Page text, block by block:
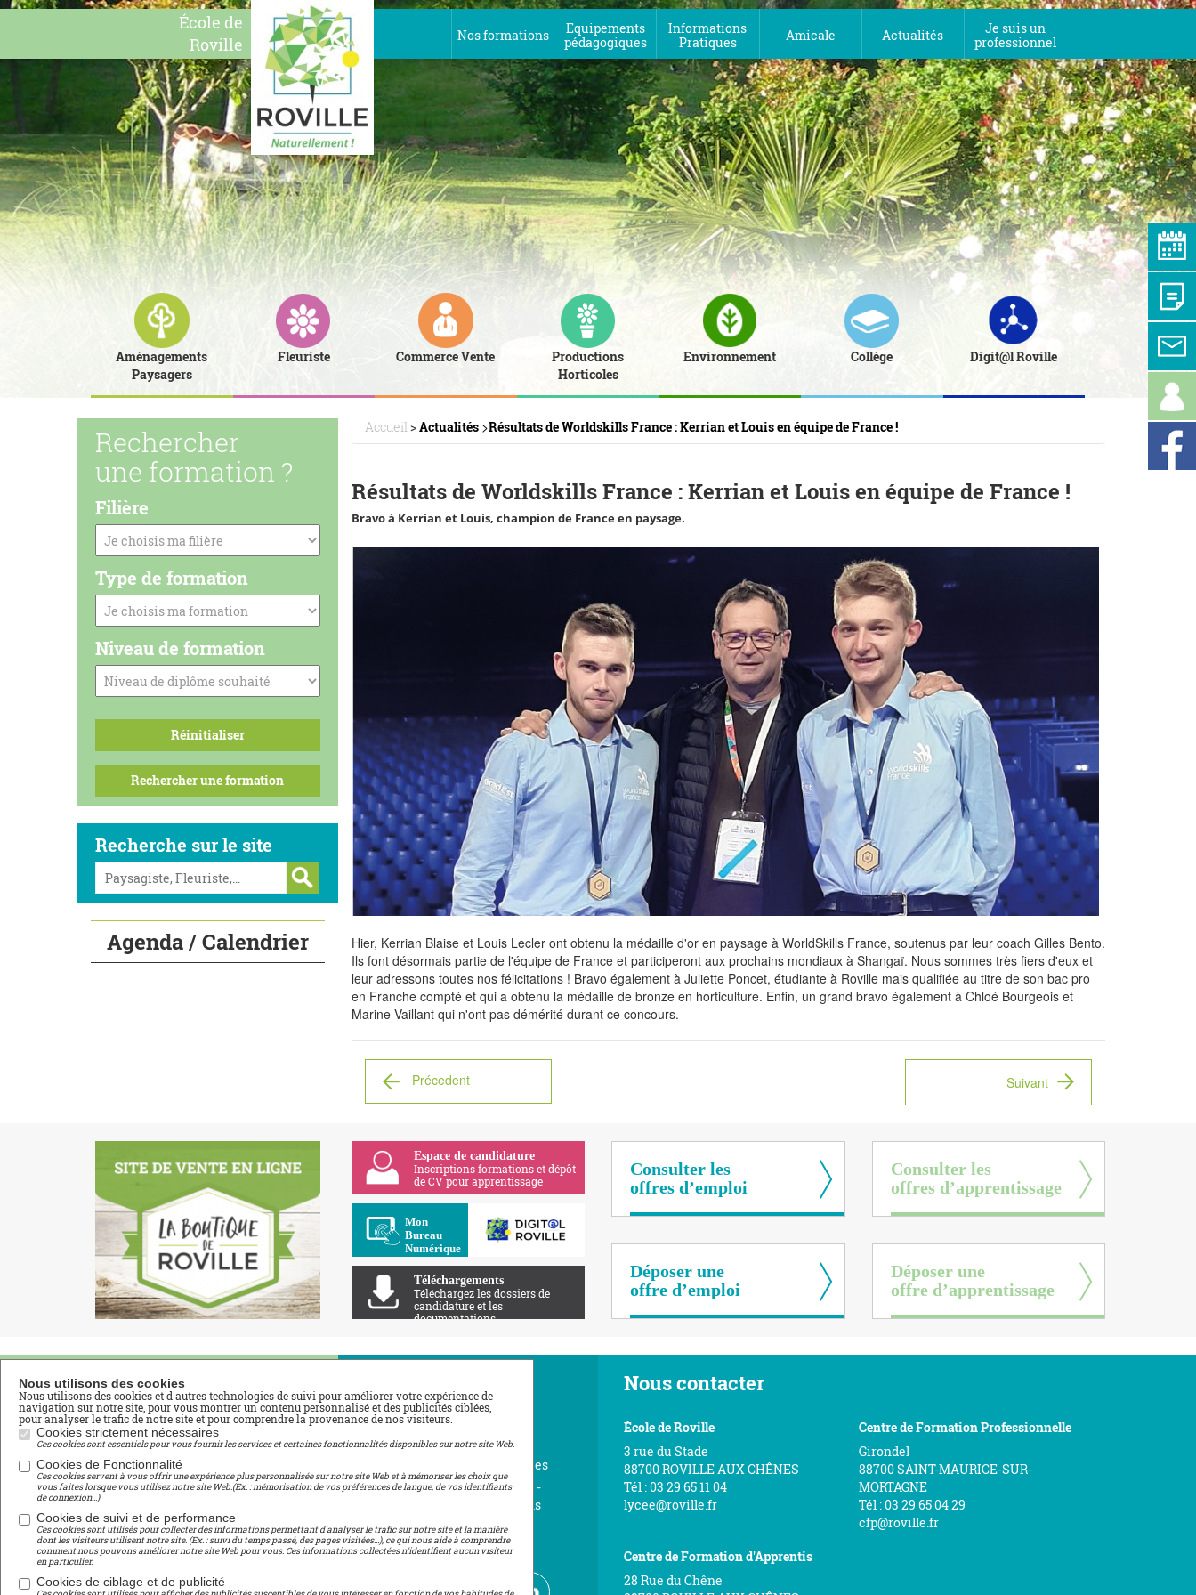
École de
Roville
Nos formations
Equipements
pédagogiques
Informations
Pratiques
Amicale Actualités
Je suis un
professionnel
Aménagements
Paysagers
Fleuriste Commerce Vente
Productions
Horticoles
Environnement Collège Digit@l Roville
Rechercher
une formation ?
Filière
Type de formation
Niveau de formation
Recherche sur le site
Agenda / Calendrier
Accueil>Actualités >Résultats de Worldskills France : Kerrian et Louis en équipe de France !
Résultats de Worldskills France : Kerrian et Louis en équipe de France !
Bravo à Kerrian et Louis, champion de France en paysage.
Hier, Kerrian Blaise et Louis Lecler ont obtenu la médaille d'or en paysage à WorldSkills France, soutenus par leur coach Gilles Bento.
Ils font désormais partie de l'équipe de France et participeront aux prochains mondiaux à Shangaï. Nous sommes très fiers d'eux et
leur adressons toutes nos félicitations ! Bravo également à Juliette Poncet, étudiante à Roville mais qualifiée au titre de son bac pro
en Franche compté et qui a obtenu la médaille de bronze en horticulture. Enfin, un grand bravo également à Chloé Bourgeois et
Marine Vaillant qui n'ont pas démérité durant ce concours.
Précedent Suivant
Espace de candidature
Inscriptions formations et dépôt
de CV pour apprentissage
Mon
Bureau
Numérique
Apolearn
Téléchargements
Téléchargez les dossiers de
candidature et les
documentations
Consulter les
offres d’emploi
Déposer une
offre d’emploi
Consulter les
offres d’apprentissage
Déposer une
offre d’apprentissage
Nos Filières
Aménagements Paysagers
Fleuriste
Commerce Vente
Productions Horticoles
Environnement
Collège
Digit@l Roville
Accueil
Adhérer à l'Amicale
Vidéos visite et témoignages
Espace de téléchargement -
Toutes nos documentations
Mentions légales
Plan du site
Nous contacter
École de Roville
3 rue du Stade
88700 ROVILLE AUX CHÊNES
Tél : 03 29 65 11 04
lycee@roville.fr
Centre de Formation Professionnelle
Girondel
88700 SAINT-MAURICE-SUR-
MORTAGNE
Tél : 03 29 65 04 29
cfp@roville.fr
Centre de Formation d'Apprentis
28 Rue du Chêne
Nous utilisons des cookies
Nous utilisons des cookies et d'autres technologies de suivi pour améliorer votre expérience de
navigation sur notre site, pour vous montrer un contenu personnalisé et des publicités ciblées,
pour analyser le trafic de notre site et pour comprendre la provenance de nos visiteurs.
Cookies strictement nécessaires
Ces cookies sont essentiels pour vous fournir les services et certaines fonctionnalités disponibles sur notre site Web.
Cookies de Fonctionnalité
Ces cookies servent à vous offrir une expérience plus personnalisée sur notre site Web et à mémoriser les choix que
vous faites lorsque vous utilisez notre site Web.(Ex. : mémorisation de vos préférences de langue, de vos identifiants
de connexion...)
Cookies de suivi et de performance
Ces cookies sont utilisés pour collecter des informations permettant d'analyser le trafic sur notre site et la manière
dont les visiteurs utilisent notre site. (Ex. : suivi du temps passé, des pages visitées...), ce qui nous aide à comprendre
comment nous pouvons améliorer notre site Web pour vous. Ces informations collectées n'identifient aucun visiteur
en particulier.
Cookies de ciblage et de publicité